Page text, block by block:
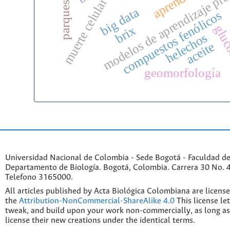
big data
modelos de
compuestos fenólicos
muerte celular
geomorfología
helechos
aceite
brix
Universidad Nacional de Colombia - Sede Bogotá - Faculdad
Departamento de Biología. Bogotá, Colombia. Carrera 30 No.
Telefono 3165000.
All articles published by Acta Biológica Colombiana are
the Attribution-NonCommercial-ShareAlike 4.0 This license
tweak, and build upon your work non-commercially, as long
license their new creations under the identical terms.